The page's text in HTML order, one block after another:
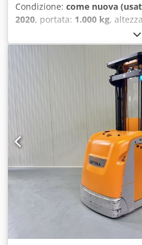
Condizione: come nuova
2020, portata: 1.000 kg,
funzionamento:413 h, tipo di
montante:
, Produttore
Montante: 2W4350 ID:
Montante: 2W Forche: 1200
mm Altezza di sollevamento:
Altezza piattaforma: 3750 mm
Predisposizione: Sì Larghezza
Dwodpjzq Ulgjfx Appea Ore:
Opzioni: Larghezza
Completamente COME nuovo !!